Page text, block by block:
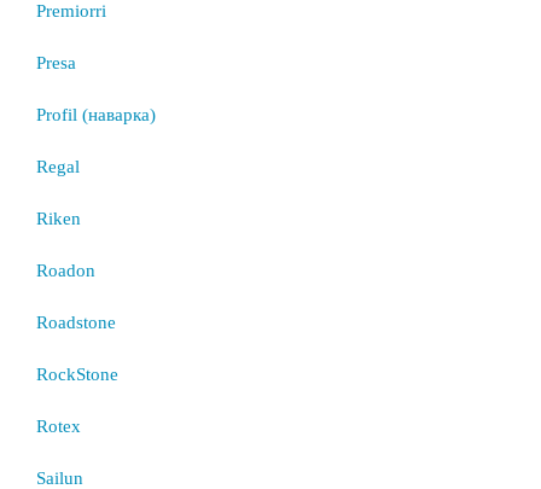
Premiorri
Presa
Profil (наварка)
Regal
Riken
Roadon
Roadstone
RockStone
Rotex
Sailun